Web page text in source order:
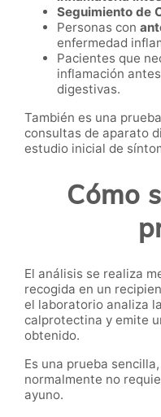
Seguimiento de
Personas con
enfermedad
Pacientes que
inflamación
digestivas.
También es una
consultas de aparato
estudio inicial de
Cómo
El análisis se realiza
recogida en un
el laboratorio analiza
calprotectina y emite
obtenido.
Es una prueba
normalmente no
ayuno.